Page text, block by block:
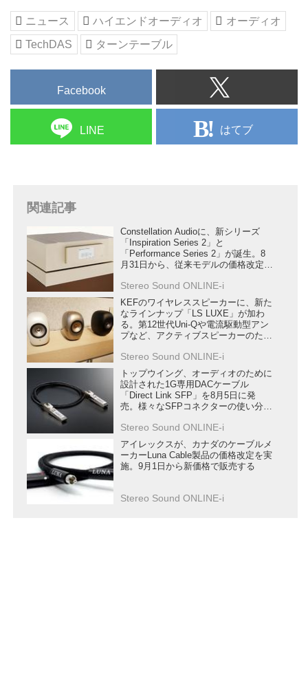
ニュース ハイエンドオーディオ
オーディオ
TechDAS
ターンテーブル
Facebook
LINE はてブ
関連記事
Constellation Audioに、新シリーズ
「Inspiration Series 2」と
「Performance Series 2」が誕生。8
月31日から、従来モデルの価格改定も
Stereo Sound ONLINE-i
KEFのワイヤレススピーカーに、新た
なラインナップ「LS LUXE」が加わ
る。第12世代Uni-Qや電流駆動型アン
プなど、アクティブスピーカーのため
Stereo Sound ONLINE-i
トップウイング、オーディオのために
設計された1G専用DACケーブル
「Direct Link SFP」を8月5日に発
売。様々なSFPコネクターの使い分け
Stereo Sound ONLINE-i
アイレックスが、カナダのケーブルメ
ーカーLuna Cable製品の価格改定を実
施。9月1日から新価格で販売する
Stereo Sound ONLINE-i